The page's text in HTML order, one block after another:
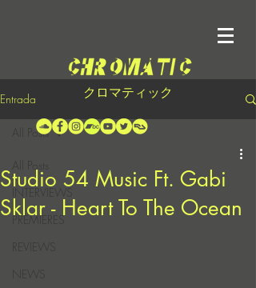
クロマティック
Entrada
INTERVIEWS
PREMIERES
REVIEWS
All Posts
Studio 54 Music Ft. Gabi
Sklar - Heart To The Ocean